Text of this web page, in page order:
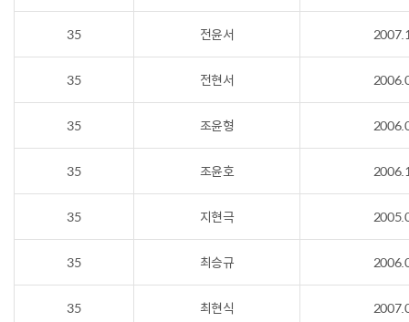
35 전윤서
35 전현서
35 조윤형
35 조윤호
35 지현극
35 최승규
35 최현식